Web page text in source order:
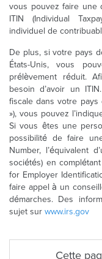
vous pouvez faire une
ITIN (Individual
individuel de
De plus, si votre pays
États-Unis, vous
prélèvement réduit.
besoin d’avoir un
fiscale dans votre pays
»), vous pouvez
Si vous êtes une
possibilité de faire
Number, l’équivalent
sociétés) en
for Employer
faire appel à un
démarches. Des
sujet sur www.irs.gov
Cette